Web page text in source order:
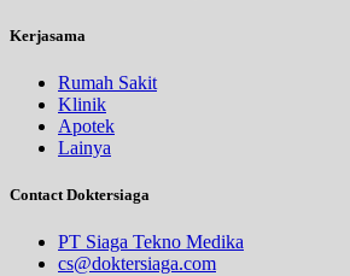
Kerjasama
Rumah Sakit
Klinik
Apotek
Lainya
Contact Doktersiaga
PT Siaga Tekno Medika
cs@doktersiaga.com